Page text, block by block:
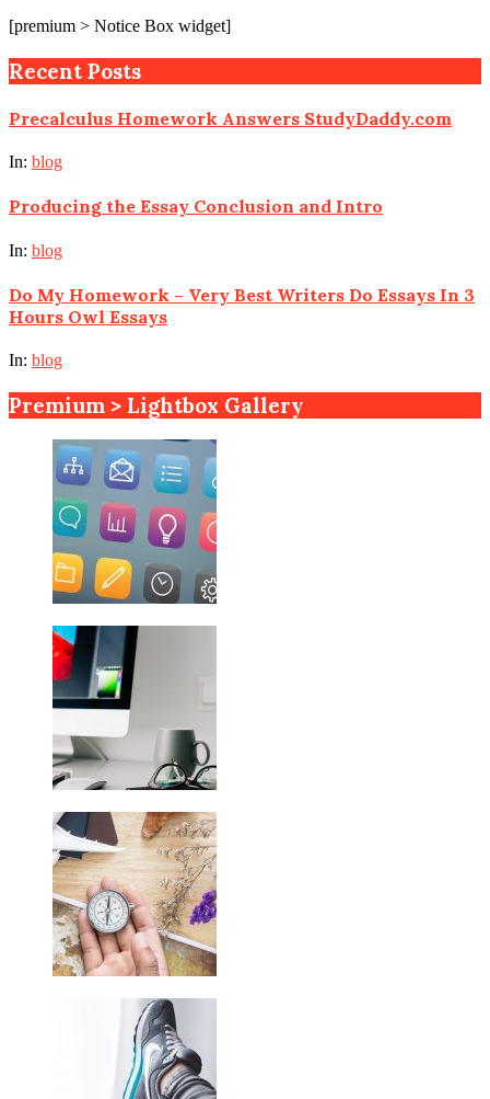
[premium > Notice Box widget]
Recent Posts
Precalculus Homework Answers StudyDaddy.com
In: blog
Producing the Essay Conclusion and Intro
In: blog
Do My Homework – Very Best Writers Do Essays In 3
Hours Owl Essays
In: blog
Premium > Lightbox Gallery